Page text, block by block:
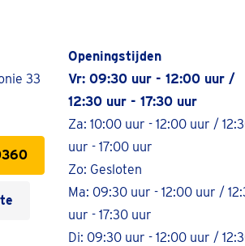
33
Openingstijden
Vr: 09:30 uur - 12:00 uur /
12:30 uur - 17:30 uur
Za: 10:00 uur - 12:00 uur /
uur - 17:00 uur
Zo: Gesloten
Ma: 09:30 uur - 12:00 uur /
uur - 17:30 uur
Di: 09:30 uur - 12:00 uur /